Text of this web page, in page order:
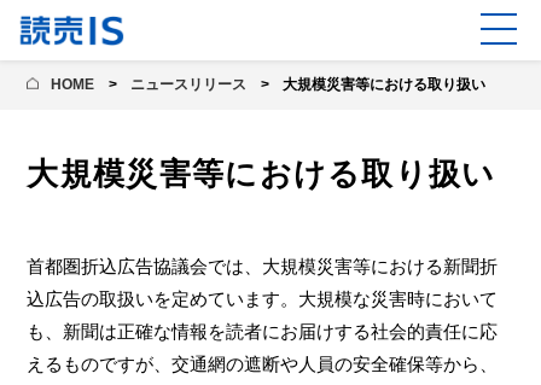
HOME ニュースリリース 大規模災害等における取り扱い
大規模災害等における取り扱い
首都圏折込広告協議会では、大規模災害等における新聞折
込広告の取扱いを定めています。大規模な災害時において
も、新聞は正確な情報を読者にお届けする社会的責任に応
えるものですが、交通網の遮断や人員の安全確保等から、